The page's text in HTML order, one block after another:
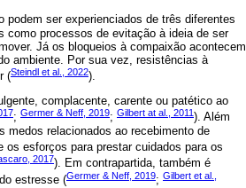
ser experienciados de três diferentes
como processos de evitação à ideia de ser
Já os bloqueios à compaixão acontecem
ambiente. Por sua vez, resistências à
(Steindl et al., 2022).
complacente, carente ou patético ao
; Germer & Neff, 2019; Gilbert at al., 2011). Além
medos relacionados ao recebimento de
os esforços para prestar cuidados para os
2017). Em contrapartida, também é
estresse (Germer & Neff, 2019; Gilbert et al.,